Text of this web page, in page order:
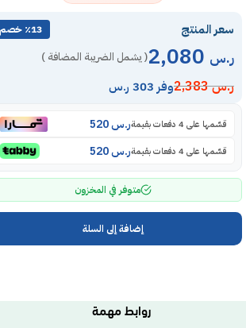
سعر المنتج ٪13 خصم
ر.س ( يشمل الضريبة المضافة )
ر.س2,383 وفر 303 ر.س
قسّمها على 4 دفعات بقيمة ر.س
قسّمها على 4 دفعات بقيمة ر.س
متوفر في المخزون
إضافة إلى السلة
روابط مهمة